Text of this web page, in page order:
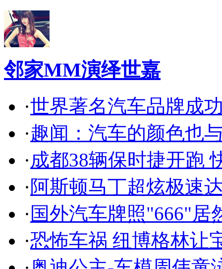
邻家MM演绎世嘉
·世界著名汽车品牌成
·趣闻：汽车的颜色也
·成都38辆保时捷开跑
·阿斯顿马丁超炫极速
· 国外汽车牌照"666"居
·恐怖车祸 纽博格林让